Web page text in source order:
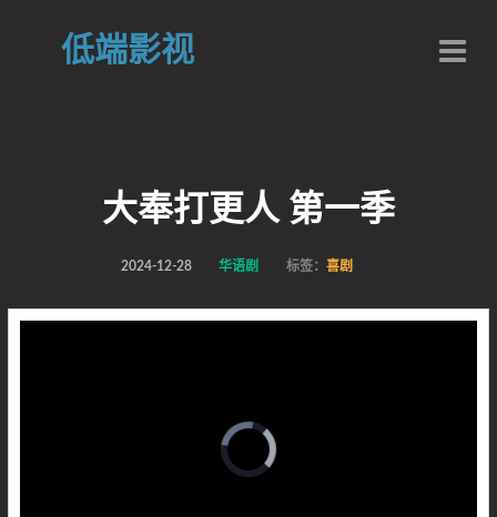
低端影视
大奉打更人 第一季
2024-12-28 华语剧 标签： 喜剧
Video
Player
is
loading.